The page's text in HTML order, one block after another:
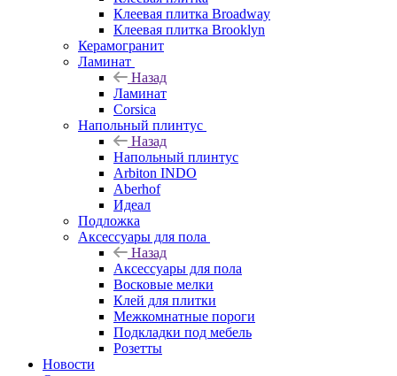
Клеевая плитка Broadway
Клеевая плитка Brooklyn
Керамогранит
Ламинат
Назад
Ламинат
Corsica
Напольный плинтус
Назад
Напольный плинтус
Arbiton INDO
Aberhof
Идеал
Подложка
Аксессуары для пола
Назад
Аксессуары для пола
Восковые мелки
Клей для плитки
Межкомнатные пороги
Подкладки под мебель
Розетты
Новости